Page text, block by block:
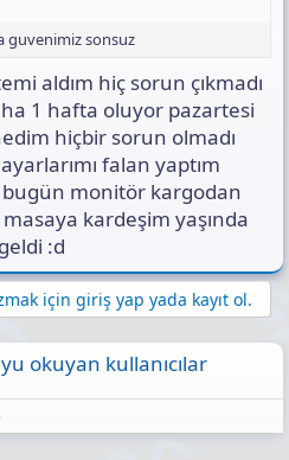
guvenimiz sonsuz
aldım hiç sorun çıkmadı
1 hafta oluyor pazartesi
hiçbir sorun olmadı
falan yaptım
monitör kargodan
kardeşim yaşında
:d
için giriş yap yada kayıt ol.
okuyan kullanıcılar